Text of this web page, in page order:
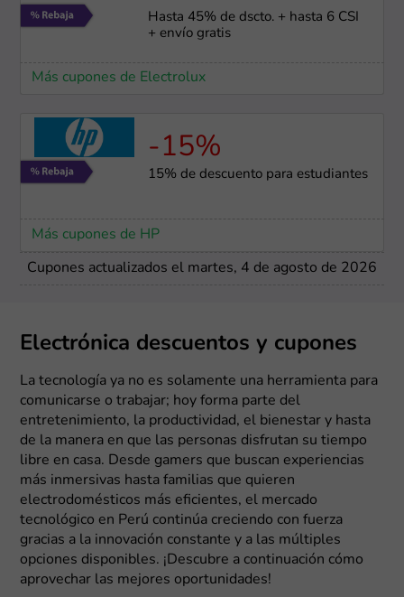
Hasta 45% de dscto. + hasta 6 CSI
+ envío gratis
Más cupones de Electrolux
-15%
15% de descuento para estudiantes
Más cupones de HP
Cupones actualizados el martes, 4 de agosto de 2026
Electrónica descuentos y cupones
La tecnología ya no es solamente una herramienta para
comunicarse o trabajar; hoy forma parte del
entretenimiento, la productividad, el bienestar y hasta
de la manera en que las personas disfrutan su tiempo
libre en casa. Desde gamers que buscan experiencias
más inmersivas hasta familias que quieren
electrodomésticos más eficientes, el mercado
tecnológico en Perú continúa creciendo con fuerza
gracias a la innovación constante y a las múltiples
opciones disponibles. ¡Descubre a continuación cómo
aprovechar las mejores oportunidades!